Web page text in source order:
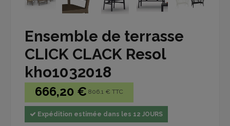
Ensemble de terrasse
CLICK CLACK Resol
kho1032018
666,20 € 806.1 € TTC
Expédition estimée dans les 12 JOURS